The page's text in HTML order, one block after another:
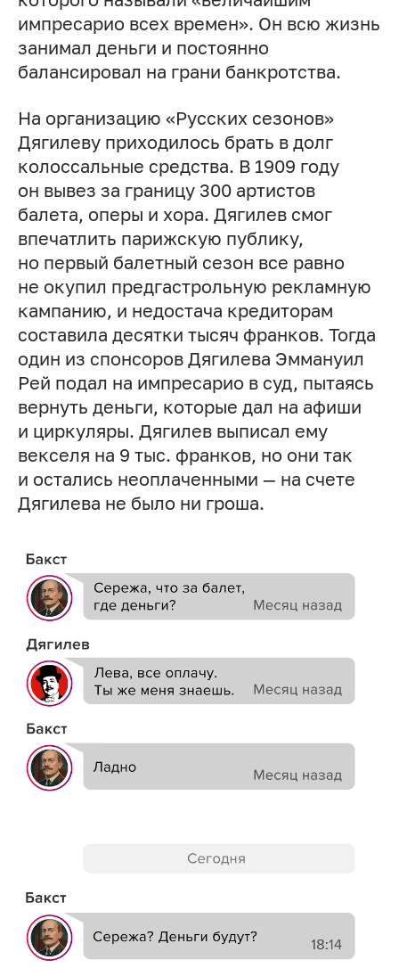
импресарио всех времен». Он всю жизнь
занимал деньги и постоянно
балансировал на грани банкротства.
На организацию «Русских сезонов»
Дягилеву приходилось брать в долг
колоссальные средства. В 1909 году
он вывез за границу 300 артистов
балета, оперы и хора. Дягилев смог
впечатлить парижскую публику,
но первый балетный сезон все равно
не окупил предгастрольную рекламную
кампанию, и недостача кредиторам
составила десятки тысяч франков. Тогда
один из спонсоров Дягилева Эммануил
Рей подал на импресарио в суд, пытаясь
вернуть деньги, которые дал на афиши
и циркуляры. Дягилев выписал ему
векселя на 9 тыс. франков, но они так
и остались неоплаченными — на счете
Дягилева не было ни гроша.